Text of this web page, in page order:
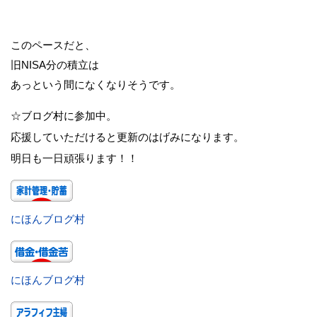
このペースだと、
旧NISA分の積立は
あっという間になくなりそうです。
☆ブログ村に参加中。
応援していただけると更新のはげみになります。
明日も一日頑張ります！！
にほんブログ村
にほんブログ村